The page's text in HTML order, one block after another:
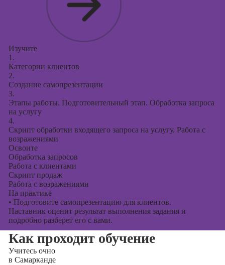
Изучите
1.
Категории клиентов
2.
Создание самопрезентации
3.
Этапы работы. Подготовительный этап. Обработка запроса
на услугу
4.
Скрипт обработки входящего запроса на услугу. Работа с
возражениями
Освоите
Обработка запросов
Работа с клиентами
Скрипт продаж
Работа с возражениями
На практике
• Подготовите самопрезентацию для клиентов.
Наставник оценит результат выполнения задания и
подробно разберет его с вами.
Как проходит обучение
Учитесь очно
в Самарканде